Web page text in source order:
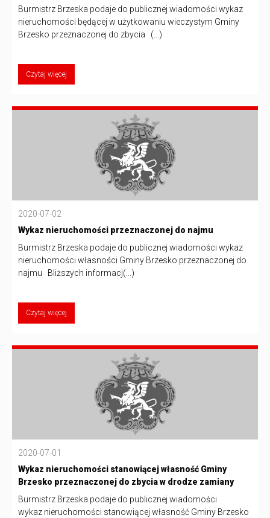
Burmistrz Brzeska podaje do publicznej wiadomości wykaz
nieruchomości będącej w użytkowaniu wieczystym Gminy
Brzesko przeznaczonej do zbycia (...)
Czytaj więcej
2020-07-02
Wykaz nieruchomości przeznaczonej do najmu
Burmistrz Brzeska podaje do publicznej wiadomości wykaz
nieruchomości własności Gminy Brzesko przeznaczonej do
najmu Bliższych informacj(...)
Czytaj więcej
2020-07-01
Wykaz nieruchomości stanowiącej własność Gminy
Brzesko przeznaczonej do zbycia w drodze zamiany
Burmistrz Brzeska podaje do publicznej wiadomości
wykaz nieruchomości stanowiącej własność Gminy Brzesko